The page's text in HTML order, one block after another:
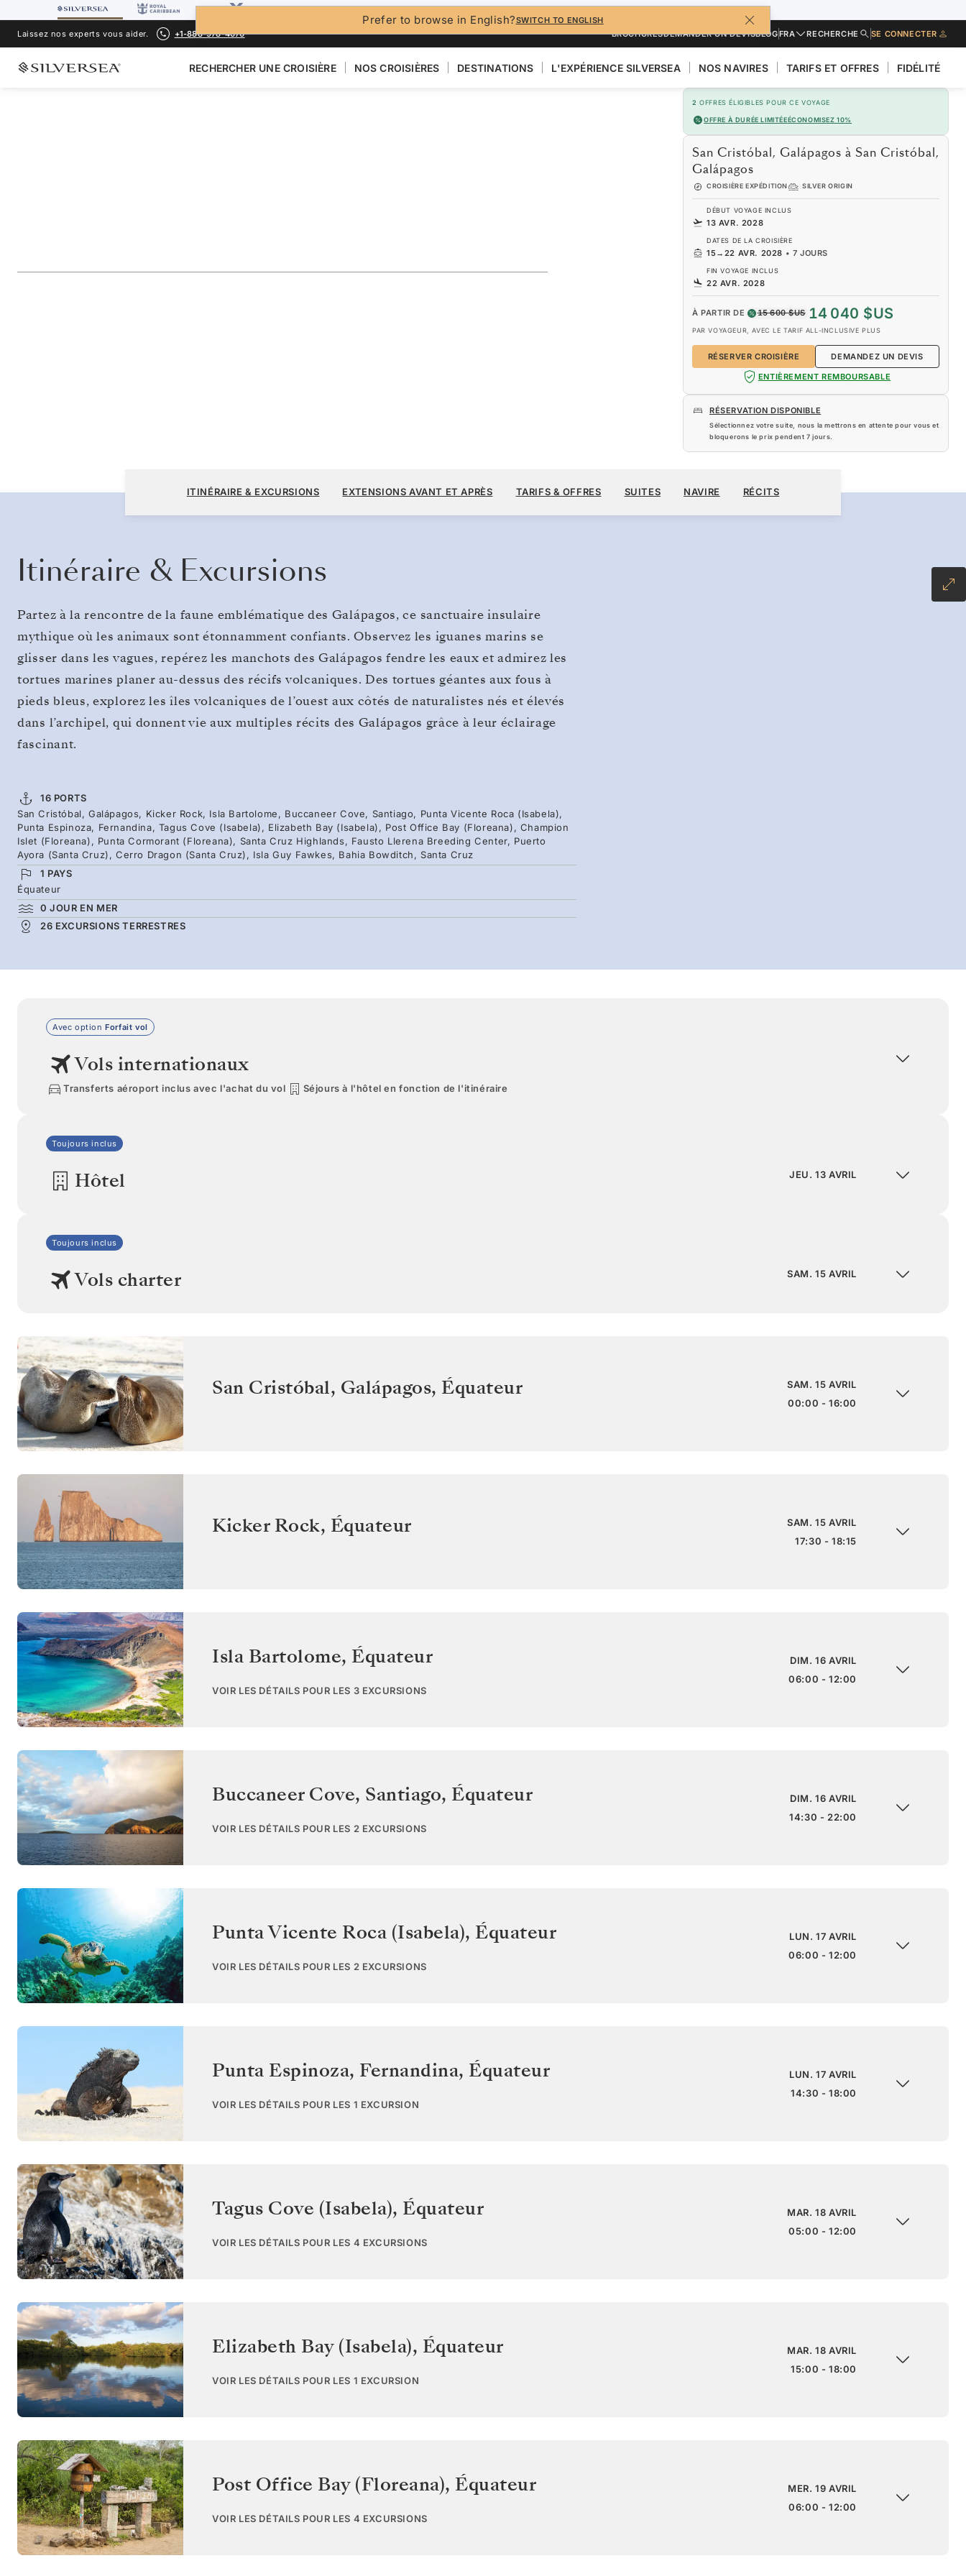
Prefer to browse in English?SWITCH TO ENGLISH
Laissez nos experts vous aider.
+1-888-978-4070 BROCHURESDEMANDER UN DEVISBLOGFRA RECHERCHE SE CONNECTER
RECHERCHER UNE CROISIÈRE NOS CROISIÈRES DESTINATIONS L'EXPÉRIENCE SILVERSEA NOS NAVIRES TARIFS ET OFFRES FIDÉLITÉ
2 OFFRES ÉLIGIBLES POUR CE VOYAGE
OFFRE À DURÉE LIMITÉEÉCONOMISEZ 10%
San Cristóbal, Galápagos à San Cristóbal,
Galápagos
CROISIÈRE EXPÉDITION SILVER ORIGIN
DÉBUT VOYAGE INCLUS
13 AVR. 2028
DATES DE LA CROISIÈRE
15→ 22 AVR. 2028 • 7 JOURS
FIN VOYAGE INCLUS
22 AVR. 2028
À PARTIR DE 15 600 $US 14 040 $US
PAR VOYAGEUR, AVEC LE TARIF ALL-INCLUSIVE PLUS
RÉSERVER CROISIÈRE
DEMANDEZ UN DEVIS
ENTIÈREMENT REMBOURSABLE
RÉSERVATION DISPONIBLE
Sélectionnez votre suite, nous la mettrons en attente pour vous et
bloquerons le prix pendent7 jours.
San Cristóbal, Galápagos à San Cristóbal, Galápagos
7 JOURS
PAR VOYAGEUR, AVEC LE TARIF ALL-INCLUSIVE PLUS
RÉSERVER CROISIÈRE
ITINÉRAIRE & EXCURSIONS EXTENSIONS AVANT ET APRÈS TARIFS & OFFRES SUITES NAVIRE RÉCITS
Itinéraire & Excursions
Partez à la rencontre de la faune emblématique des Galápagos, ce sanctuaire insulaire
mythique où les animaux sont étonnamment confiants. Observez les iguanes marins se
glisser dans les vagues, repérez les manchots des Galápagos fendre les eaux et admirez les
tortues marines planer au-dessus des récifs volcaniques. Des tortues géantes aux fous à
pieds bleus, explorez les îles volcaniques de l’ouest aux côtés de naturalistes nés et élevés
dans l’archipel, qui donnent vie aux multiples récits des Galápagos grâce à leur éclairage
fascinant.
16 PORTS
San Cristóbal, Galápagos, Kicker Rock, Isla Bartolome, Buccaneer Cove, Santiago, Punta Vicente Roca (Isabela),
Punta Espinoza, Fernandina, Tagus Cove (Isabela), Elizabeth Bay (Isabela), Post Office Bay (Floreana), Champion
Islet (Floreana), Punta Cormorant (Floreana), Santa Cruz Highlands, Fausto Llerena Breeding Center, Puerto
Ayora (Santa Cruz), Cerro Dragon (Santa Cruz), Isla Guy Fawkes, Bahia Bowditch, Santa Cruz
1 PAYS
Équateur
0 JOUR EN MER
26 EXCURSIONS TERRESTRES
Avec option Forfait vol
Vols internationaux
Transferts aéroport inclus avec l'achat du vol Séjours à l'hôtel en fonction de l'itinéraire
Toujours inclus
Hôtel JEU. 13 AVRIL
Toujours inclus
Vols charter SAM. 15 AVRIL
San Cristóbal, Galápagos, Équateur
SAM. 15 AVRIL
00:00 - 16:00
Kicker Rock, Équateur
SAM. 15 AVRIL
17:30 - 18:15
Isla Bartolome, Équateur
VOIR LES DÉTAILS POUR LES 3 EXCURSIONS
DIM. 16 AVRIL
06:00 - 12:00
Buccaneer Cove, Santiago, Équateur
VOIR LES DÉTAILS POUR LES 2 EXCURSIONS
DIM. 16 AVRIL
14:30 - 22:00
Punta Vicente Roca (Isabela), Équateur
VOIR LES DÉTAILS POUR LES 2 EXCURSIONS
LUN. 17 AVRIL
06:00 - 12:00
Punta Espinoza, Fernandina, Équateur
VOIR LES DÉTAILS POUR LES 1 EXCURSION
LUN. 17 AVRIL
14:30 - 18:00
Tagus Cove (Isabela), Équateur
VOIR LES DÉTAILS POUR LES 4 EXCURSIONS
MAR. 18 AVRIL
05:00 - 12:00
Elizabeth Bay (Isabela), Équateur
VOIR LES DÉTAILS POUR LES 1 EXCURSION
MAR. 18 AVRIL
15:00 - 18:00
Post Office Bay (Floreana), Équateur
VOIR LES DÉTAILS POUR LES 4 EXCURSIONS
MER. 19 AVRIL
06:00 - 12:00